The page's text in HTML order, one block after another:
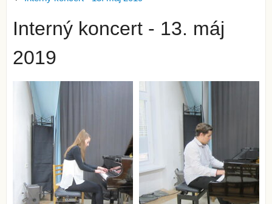
Interný koncert - 13. máj
2019